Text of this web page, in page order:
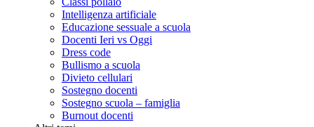
Intelligenza artificiale
Educazione sessuale a scuola
Docenti Ieri vs Oggi
Dress code
Bullismo a scuola
Divieto cellulari
Sostegno docenti
Sostegno scuola – famiglia
Burnout docenti